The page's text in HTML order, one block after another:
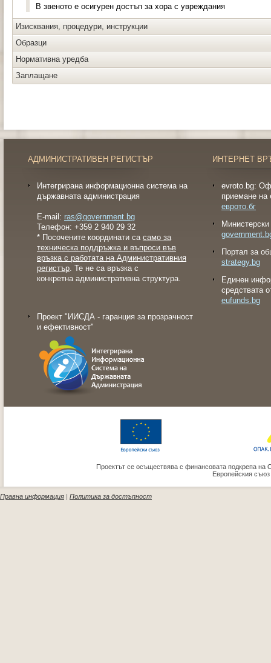
В звеното е осигурен достъп за хора с увреждания
Изисквания, процедури, инструкции
Образци
Нормативна уредба
Заплащане
АДМИНИСТРАТИВЕН РЕГИСТЪР
Интегрирана информационна система на
държавната администрация
E-mail: ras@government.bg
Телефон: +359 2 940 29 32
* Посочените координати са само за
техническа поддръжка и въпроси във
връзка с работата на Административния
регистър. Те не са връзка с
конкретна административна структура.
Проект "ИИСДА - гаранция за прозрачност
и ефективност"
ИНТЕРНЕТ
evroto.bg:
приемане на
еврото.бг
Портал за
strategy.bg
Eдинен
средствата
eufunds.bg
Проектът се осъществява с финансовата подкрепа на
Европейския
Правна информация | Политика за достъпност